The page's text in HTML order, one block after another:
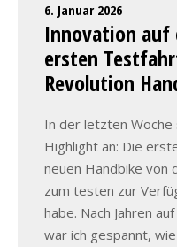
6. Januar 2026
Innovation auf
ersten
Revolution
In der letzten
Highlight an: Die
neuen Handbike von
zum testen zur
habe. Nach Jahren
war ich gespannt,